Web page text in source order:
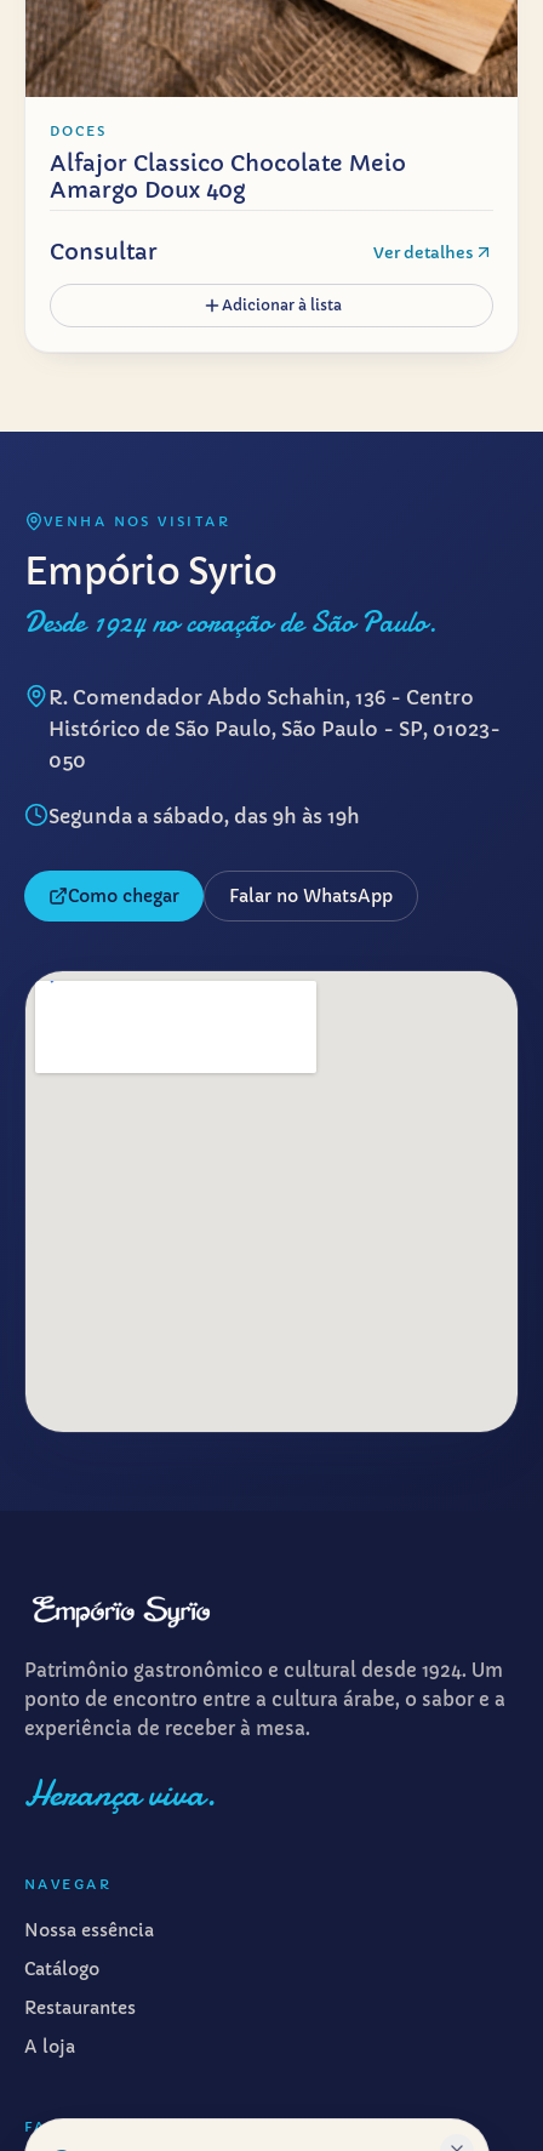
DOCES
Alfajor Classico Chocolate Meio
Amargo Doux 40g
Consultar Ver detalhes
Adicionar à lista
VENHA NOS VISITAR
Empório Syrio
Desde 1924 no coração de São Paulo.
R. Comendador Abdo Schahin, 136 - Centro
Histórico de São Paulo, São Paulo - SP, 01023-
050
Segunda a sábado, das 9h às 19h
Como chegar Falar no WhatsApp
Patrimônio gastronômico e cultural desde 1924. Um
ponto de encontro entre a cultura árabe, o sabor e a
experiência de receber à mesa.
Herança viva.
NAVEGAR
Nossa essência
Catálogo
Restaurantes
A loja
FALAR CONOSCO